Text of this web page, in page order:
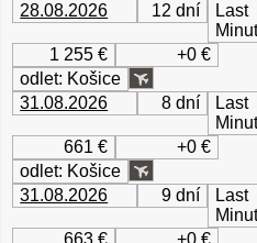
28.08.2026
12 dní
Last
1 255 €
+0 €
odlet: Košice
31.08.2026
8 dní
Last
661 €
+0 €
odlet: Košice
31.08.2026
9 dní
Last